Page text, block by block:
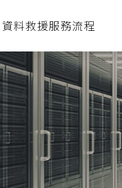
資料救援服務流程